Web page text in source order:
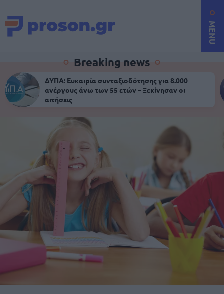
MENU
Breaking news
ΔΥΠΑ: Ευκαιρία συνταξιοδότησης για 8.000
ανέργους άνω των 55 ετών – Ξεκίνησαν οι
αιτήσεις